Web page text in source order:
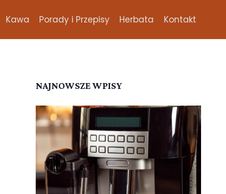
Kawa Porady i Przepisy Herbata Kontakt
NAJNOWSZE WPISY